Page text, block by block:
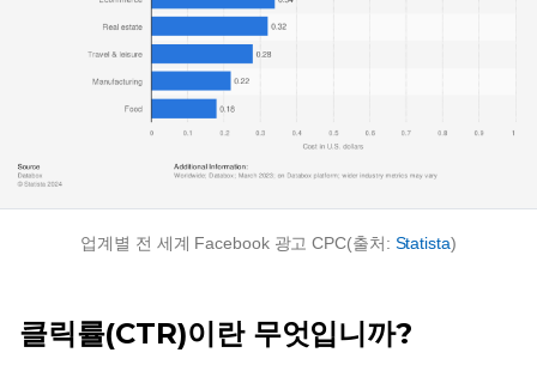
업계별 전 세계 Facebook 광고 CPC(출처: Statista)
클릭률(CTR)이란 무엇입니까?